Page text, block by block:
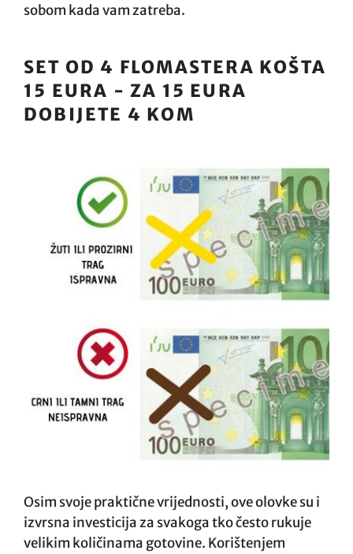
sobom kada vam zatreba.
SET OD 4 FLOMASTERA KOŠTA
15 EURA - ZA 15 EURA
DOBIJETE 4 KOM
Osim svoje praktične vrijednosti, ove olovke su i
izvrsna investicija za svakoga tko često rukuje
velikim količinama gotovine. Korištenjem